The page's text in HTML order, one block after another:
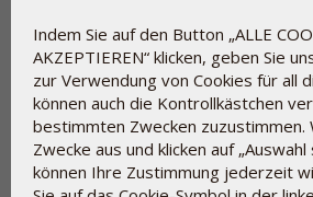
Indem Sie auf den Button „ALLE
AKZEPTIEREN“ klicken, geben Sie
zur Verwendung von Cookies für all
können auch die Kontrollkästchen
bestimmten Zwecken zuzustimmen.
Zwecke aus und klicken auf „Auswahl
können Ihre Zustimmung jederzeit